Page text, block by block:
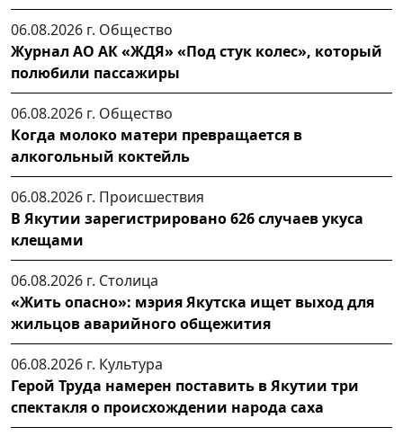
06.08.2026 г. Общество
Журнал АО АК «ЖДЯ» «Под стук колес», который
полюбили пассажиры
06.08.2026 г. Общество
Когда молоко матери превращается в
алкогольный коктейль
06.08.2026 г. Происшествия
В Якутии зарегистрировано 626 случаев укуса
клещами
06.08.2026 г. Столица
«Жить опасно»: мэрия Якутска ищет выход для
жильцов аварийного общежития
06.08.2026 г. Культура
Герой Труда намерен поставить в Якутии три
спектакля о происхождении народа саха